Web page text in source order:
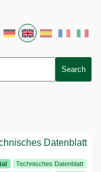
Search
Datenblatt
Technisches Datenblatt